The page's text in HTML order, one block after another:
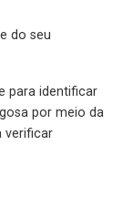
do seu
para identificar
por meio da
verificar